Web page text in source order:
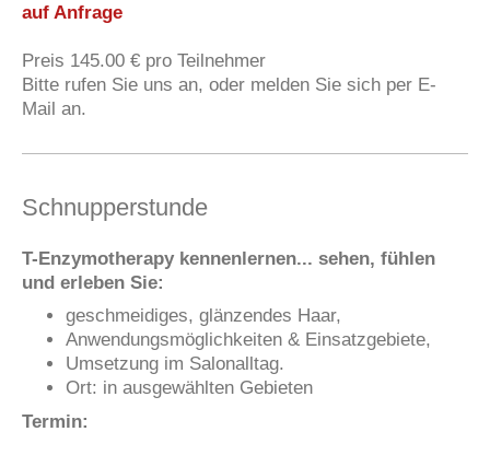
auf Anfrage
Preis 145.00 € pro Teilnehmer
Bitte rufen Sie uns an, oder melden Sie sich per E-
Mail an.
Schnupperstunde
T-Enzymotherapy kennenlernen... sehen, fühlen
und erleben Sie:
geschmeidiges, glänzendes Haar,
Anwendungsmöglichkeiten & Einsatzgebiete,
Umsetzung im Salonalltag.
Ort: in ausgewählten Gebieten
Termin: